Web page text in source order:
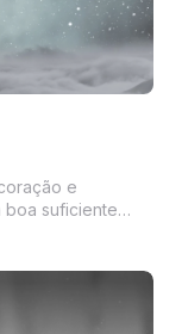
e
boa suficiente